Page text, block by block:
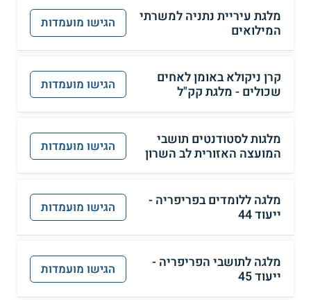
מלגת עיריית נתניה למשרתי
המילואים
הגישו מועמדות
קרן ניקולא באומן לאחים
שכולים - מלגת קק"ל
הגישו מועמדות
מלגות לסטודנטים תושבי
המועצה האזורית לב השרון
הגישו מועמדות
מלגה ללומדים בפריפריה -
ייעוד 44
הגישו מועמדות
מלגה לתושבי הפריפריה -
ייעוד 45
הגישו מועמדות